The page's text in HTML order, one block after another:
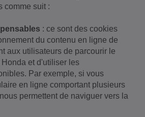
comme suit :
: ce sont des cookies
du contenu en ligne de
aux utilisateurs de parcourir le
et d'utiliser les
Par exemple, si vous
en ligne comportant plusieurs
permettent de naviguer vers la